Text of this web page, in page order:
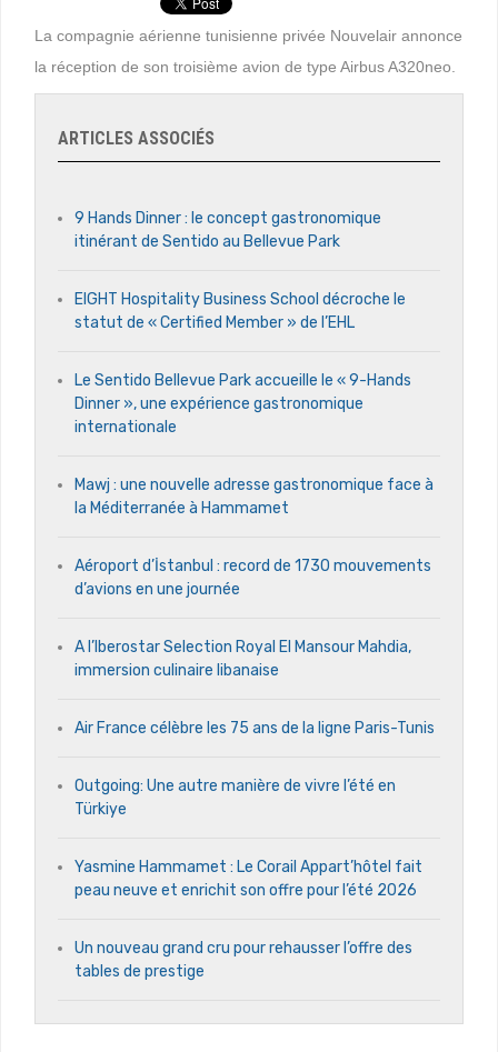
La compagnie aérienne tunisienne privée Nouvelair annonce
la réception de son troisième avion de type Airbus A320neo.
ARTICLES ASSOCIÉS
9 Hands Dinner : le concept gastronomique
itinérant de Sentido au Bellevue Park
EIGHT Hospitality Business School décroche le
statut de « Certified Member » de l’EHL
Le Sentido Bellevue Park accueille le « 9-Hands
Dinner », une expérience gastronomique
internationale
Mawj : une nouvelle adresse gastronomique face à
la Méditerranée à Hammamet
Aéroport d’İstanbul : record de 1730 mouvements
d’avions en une journée
A l’Iberostar Selection Royal El Mansour Mahdia,
immersion culinaire libanaise
Air France célèbre les 75 ans de la ligne Paris-Tunis
Outgoing: Une autre manière de vivre l’été en
Türkiye
Yasmine Hammamet : Le Corail Appart’hôtel fait
peau neuve et enrichit son offre pour l’été 2026
Un nouveau grand cru pour rehausser l’offre des
tables de prestige